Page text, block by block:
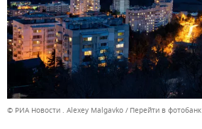
© РИА Новости . Alexey Malgavko Перейти в фотобанк